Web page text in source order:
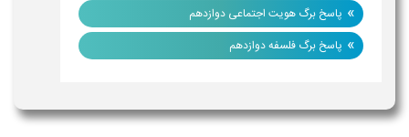
» پاسخ برگ هویت اجتماعی دوازدهم
» پاسخ برگ فلسفه دوازدهم